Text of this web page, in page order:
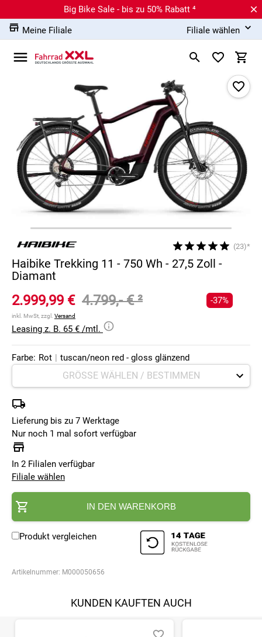
Big Bike Sale - bis zu 50% Rabatt ⁴
Meine Filiale
Filiale wählen
(23)*
Haibike Trekking 11 - 750 Wh - 27,5 Zoll -
Diamant
2.999,99 € 4.799,- €²
inkl. MwSt, zzgl. Versand
-37%
Leasing z. B. 65 € /mtl.
Farbe: Rot | tuscan/neon red - gloss glänzend
Lieferung bis zu 7 Werktage
Nur noch 1 mal sofort verfügbar
In 2 Filialen verfügbar
Filiale wählen
IN DEN WARENKORB
Produkt vergleichen
Artikelnummer: M000050656
KUNDEN KAUFTEN AUCH